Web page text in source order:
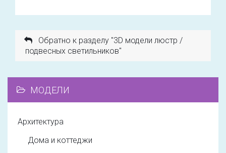
Обратно к разделу "3D модели люстр /
подвесных светильников"
МОДЕЛИ
Архитектура
Дома и коттеджи